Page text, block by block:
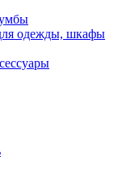
одежды, шкафы